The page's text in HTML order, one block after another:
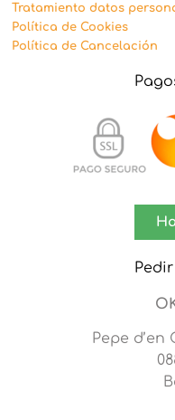
Tratamiento datos
Política de Cookies
Política de Cancelación
Pepe d’en